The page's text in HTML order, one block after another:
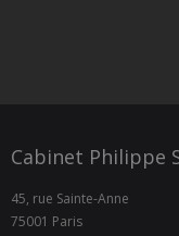
Cabinet Philippe
45, rue Sainte-Anne
75001 Paris